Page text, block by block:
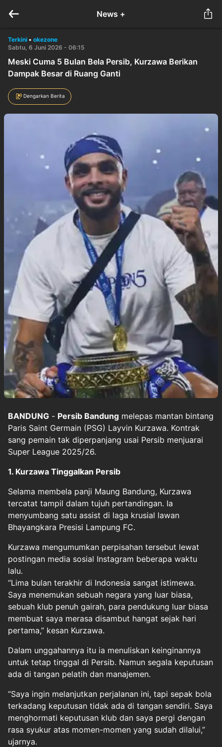
News +
Terkini • okezone
Sabtu, 6 Juni 2026 - 06:15
Meski Cuma 5 Bulan Bela Persib, Kurzawa Berikan
Dampak Besar di Ruang Ganti
Dengarkan Berita
BANDUNG - Persib Bandung melepas mantan bintang
Paris Saint Germain (PSG) Layvin Kurzawa. Kontrak
sang pemain tak diperpanjang usai Persib menjuarai
Super League 2025/26.
1. Kurzawa Tinggalkan Persib
Selama membela panji Maung Bandung, Kurzawa
tercatat tampil dalam tujuh pertandingan. Ia
menyumbang satu assist di laga krusial lawan
Bhayangkara Presisi Lampung FC.
Kurzawa mengumumkan perpisahan tersebut lewat
postingan media sosial Instagram beberapa waktu
lalu.
“Lima bulan terakhir di Indonesia sangat istimewa.
Saya menemukan sebuah negara yang luar biasa,
sebuah klub penuh gairah, para pendukung luar biasa
membuat saya merasa disambut hangat sejak hari
pertama,” kesan Kurzawa.
Dalam unggahannya itu ia menuliskan keinginannya
untuk tetap tinggal di Persib. Namun segala keputusan
ada di tangan pelatih dan manajemen.
“Saya ingin melanjutkan perjalanan ini, tapi sepak bola
terkadang keputusan tidak ada di tangan sendiri. Saya
menghormati keputusan klub dan saya pergi dengan
rasa syukur atas momen-momen yang sudah dilalui,”
ujarnya.